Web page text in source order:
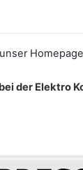
der Elektro